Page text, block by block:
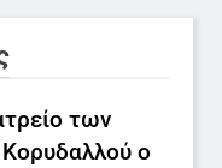
των
ο
Σία Κοσιώνη- Η
του σταθμού